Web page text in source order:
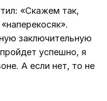
«Скажем так,
заключительную
успешно, я
А если нет, то не